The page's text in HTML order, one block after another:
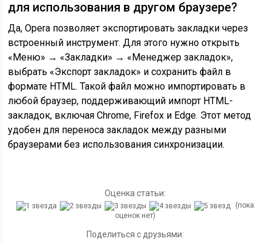
для использования в другом браузере?
Да, Opera позволяет экспортировать закладки через
встроенный инструмент. Для этого нужно открыть
«Меню» → «Закладки» → «Менеджер закладок»,
выбрать «Экспорт закладок» и сохранить файл в
формате HTML. Такой файл можно импортировать в
любой браузер, поддерживающий импорт HTML-
закладок, включая Chrome, Firefox и Edge. Этот метод
удобен для переноса закладок между разными
браузерами без использования синхронизации.
Оценка статьи:
(пока
оценок нет)
Поделиться с друзьями: